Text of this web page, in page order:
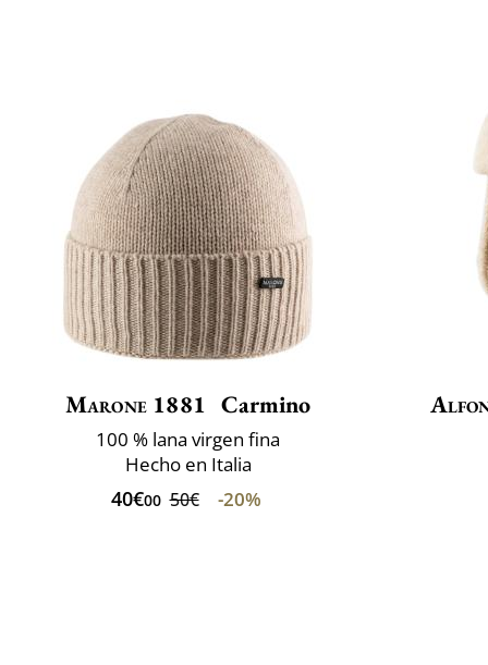
Marone 1881 Carmino
100 % lana virgen fina
Hecho en Italia
40€00 50€ -20%